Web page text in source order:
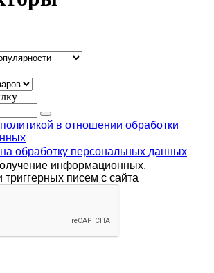
политикой в отношении обработки
обработку персональных данных
информационных,
триггерных писем с сайта